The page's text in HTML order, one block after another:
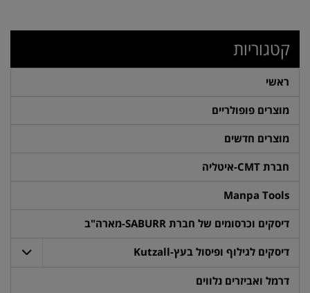
קטגוריות
ראשי
מוצרים פופולריים
מוצרים חדשים
חברת CMT-איטליה
Manpa Tools
דיסקים וכרסומים של חברת SABURR-מארה"ב
דיסקים לגילוף ופיסול בעץ-Kutzall
דרמל ואביזרים נלווים